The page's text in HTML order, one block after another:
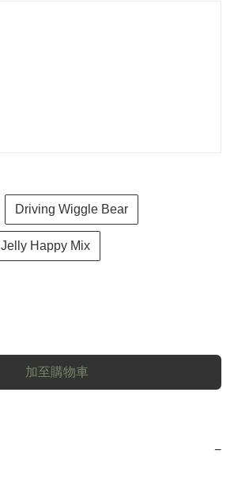
Driving Wiggle Bear
Jelly Happy Mix
加至購物車
−